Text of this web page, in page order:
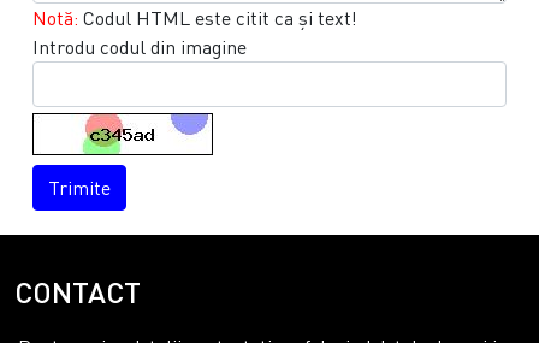
Notă: Codul HTML este citit ca şi text!
Introdu codul din imagine
Trimite
CONTACT